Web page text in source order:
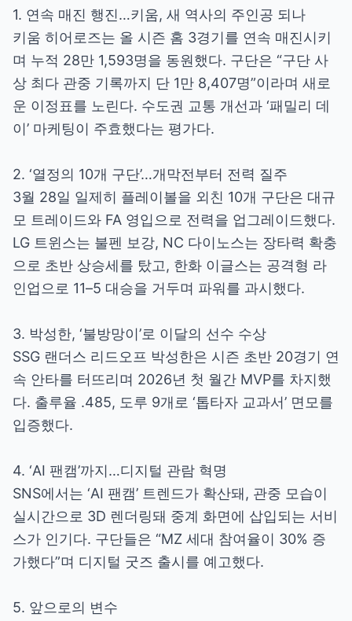
1. 연속 매진 행진…키움, 새 역사의 주인공 되나
키움 히어로즈는 올 시즌 홈 3경기를 연속 매진시키
며 누적 28만 1,593명을 동원했다. 구단은 “구단 사
상 최다 관중 기록까지 단 1만 8,407명”이라며 새로
운 이정표를 노린다. 수도권 교통 개선과 ‘패밀리 데
이’ 마케팅이 주효했다는 평가다.
2. ‘열정의 10개 구단’…개막전부터 전력 질주
3월 28일 일제히 플레이볼을 외친 10개 구단은 대규
모 트레이드와 FA 영입으로 전력을 업그레이드했다.
LG 트윈스는 불펜 보강, NC 다이노스는 장타력 확충
으로 초반 상승세를 탔고, 한화 이글스는 공격형 라
인업으로 11–5 대승을 거두며 파워를 과시했다.
3. 박성한, ‘불방망이’로 이달의 선수 수상
SSG 랜더스 리드오프 박성한은 시즌 초반 20경기 연
속 안타를 터뜨리며 2026년 첫 월간 MVP를 차지했
다. 출루율 .485, 도루 9개로 ‘톱타자 교과서’ 면모를
입증했다.
4. ‘AI 팬캠’까지…디지털 관람 혁명
SNS에서는 ‘AI 팬캠’ 트렌드가 확산돼, 관중 모습이
실시간으로 3D 렌더링돼 중계 화면에 삽입되는 서비
스가 인기다. 구단들은 “MZ 세대 참여율이 30% 증
가했다”며 디지털 굿즈 출시를 예고했다.
5. 앞으로의 변수